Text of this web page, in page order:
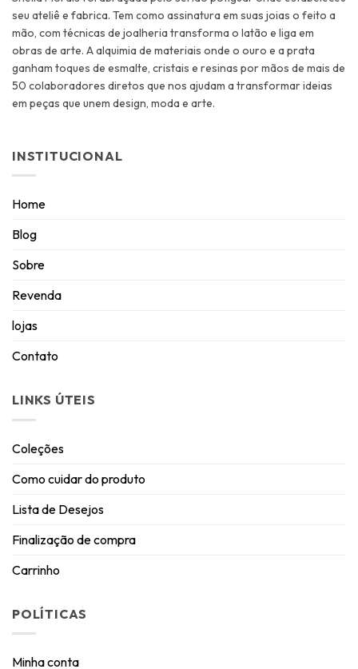
seu ateliê e fabrica. Tem como assinatura em suas joias o feito a
mão, com técnicas de joalheria transforma o latão e liga em
obras de arte. A alquimia de materiais onde o ouro e a prata
ganham toques de esmalte, cristais e resinas por mãos de mais de
50 colaboradores diretos que nos ajudam a transformar ideias
em peças que unem design, moda e arte.
INSTITUCIONAL
Home
Blog
Sobre
Revenda
lojas
Contato
LINKS ÚTEIS
Coleções
Como cuidar do produto
Lista de Desejos
Finalização de compra
Carrinho
POLÍTICAS
Minha conta